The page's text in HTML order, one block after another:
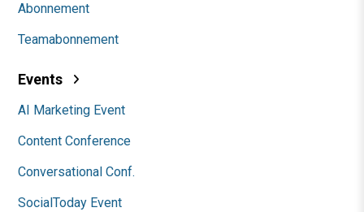
Abonnement
Teamabonnement
Events
AI Marketing Event
Content Conference
Conversational Conf.
SocialToday Event